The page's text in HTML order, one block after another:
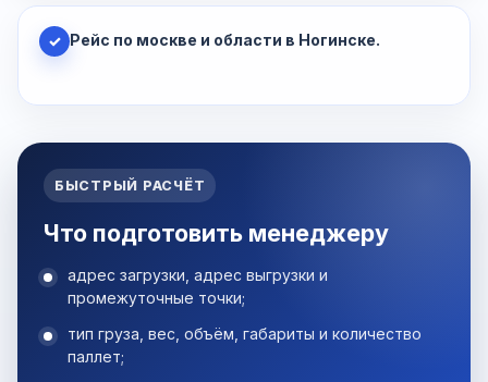
✓ Рейс по москве и области в Ногинске.
БЫСТРЫЙ РАСЧЁТ
Что подготовить менеджеру
адрес загрузки, адрес выгрузки и
промежуточные точки;
тип груза, вес, объём, габариты и количество
паллет;